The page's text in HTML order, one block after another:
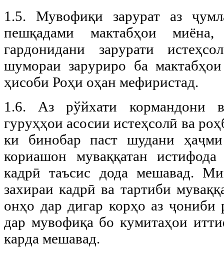
1.5. Мувофиқи зарурат аз
пешқадами мактабҳои
гардонидани зарурати
шумораи заруриро ба
ҳисоби Роҳи оҳан мефиристад.
1.6. Аз рўйхати кормандони
гуруҳҳои асосии истеҳсолӣ ва
ки бинобар паст шудани
кориашон муваққатан
кадрӣ таъсис дода мешавад.
захираи кадрӣ ва тартиби
онҳо дар дигар корҳо аз ҷониби
дар мувофиқа бо кумитаҳои
карда мешавад.